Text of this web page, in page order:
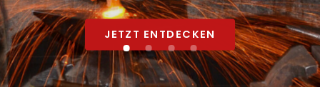
JETZT ENTDECKEN